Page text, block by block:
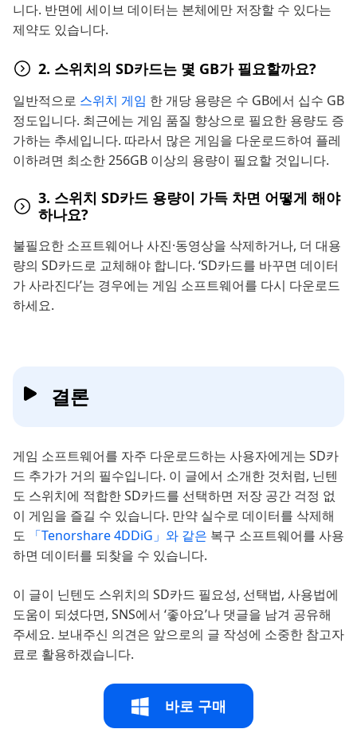
니다. 반면에 세이브 데이터는 본체에만 저장할 수 있다는
제약도 있습니다.
2. 스위치의 SD카드는 몇 GB가 필요할까요?
일반적으로 스위치 게임 한 개당 용량은 수 GB에서 십수 GB
정도입니다. 최근에는 게임 품질 향상으로 필요한 용량도 증
가하는 추세입니다. 따라서 많은 게임을 다운로드하여 플레
이하려면 최소한 256GB 이상의 용량이 필요할 것입니다.
3. 스위치 SD카드 용량이 가득 차면 어떻게 해야
하나요?
불필요한 소프트웨어나 사진·동영상을 삭제하거나, 더 대용
량의 SD카드로 교체해야 합니다. ‘SD카드를 바꾸면 데이터
가 사라진다’는 경우에는 게임 소프트웨어를 다시 다운로드
하세요.
결론
게임 소프트웨어를 자주 다운로드하는 사용자에게는 SD카
드 추가가 거의 필수입니다. 이 글에서 소개한 것처럼, 닌텐
도 스위치에 적합한 SD카드를 선택하면 저장 공간 걱정 없
이 게임을 즐길 수 있습니다. 만약 실수로 데이터를 삭제해
도
「Tenorshare 4DDiG」와 같은 복구 소프트웨어를 사용
하면 데이터를 되찾을 수 있습니다.
이 글이 닌텐도 스위치의 SD카드 필요성, 선택법, 사용법에
도움이 되셨다면, SNS에서 ‘좋아요’나 댓글을 남겨 공유해
주세요. 보내주신 의견은 앞으로의 글 작성에 소중한 참고자
료로 활용하겠습니다.
바로 구매